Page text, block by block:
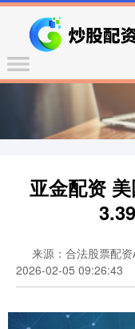
亚金配资
来源：合法股票配
2026-02-05 09:26:43